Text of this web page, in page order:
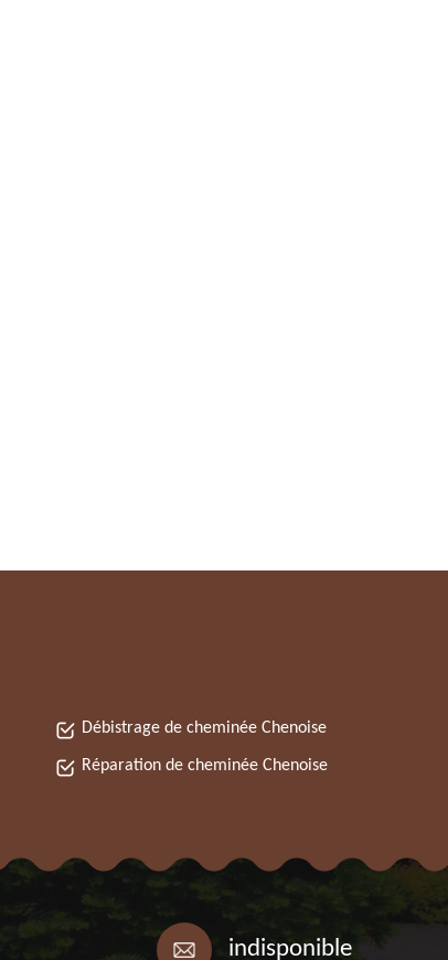
Débistrage de cheminée Chenoise
Réparation de cheminée Chenoise
indisponible